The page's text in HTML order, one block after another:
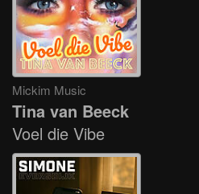
Mickim Music
Tina van Beeck
Voel die Vibe